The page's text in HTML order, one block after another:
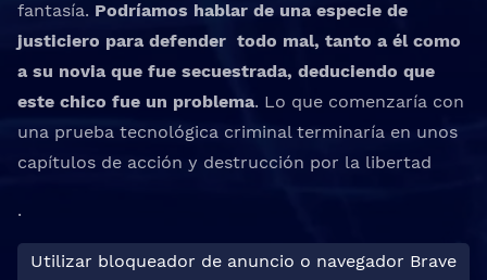
fantasía. Podríamos hablar de una especie de
justiciero para defender todo mal, tanto a él como
a su novia que fue secuestrada, deduciendo que
este chico fue un problema. Lo que comenzaría con
una prueba tecnológica criminal terminaría en unos
capítulos de acción y destrucción por la libertad
.
Utilizar bloqueador de anuncio o navegador Brave